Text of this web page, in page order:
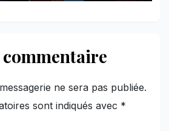
ne sera pas publiée.
sont indiqués avec *